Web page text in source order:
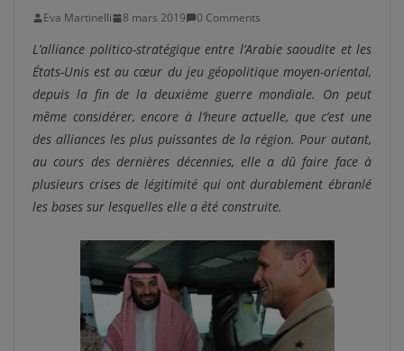
Eva Martinelli 8 mars 2019 0 Comments
L’alliance politico-stratégique entre l’Arabie saoudite et les
États-Unis est au cœur du jeu géopolitique moyen-oriental,
depuis la fin de la deuxième guerre mondiale. On peut
même considérer, encore à l’heure actuelle, que c’est une
des alliances les plus puissantes de la région. Pour autant,
au cours des dernières décennies, elle a dû faire face à
plusieurs crises de légitimité qui ont durablement ébranlé
les bases sur lesquelles elle a été construite.